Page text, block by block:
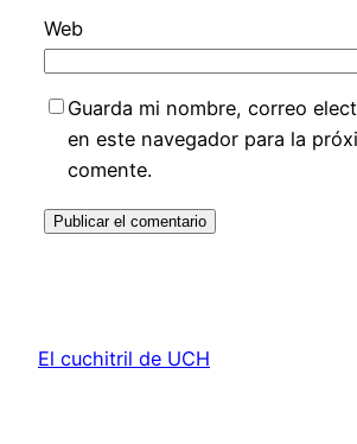
Web
Guarda mi nombre, correo
en este navegador para la
comente.
El cuchitril de UCH